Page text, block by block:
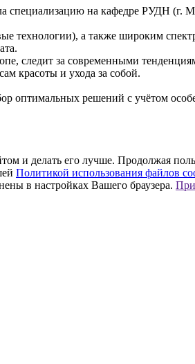
специализацию на кафедре РУДН (г.
а также широким
следит за современными
красоты и ухода за собой.
оптимальных решений с учётом
и делать его лучше. Продолжая
Политикой использования файлов
в настройках Вашего браузера.